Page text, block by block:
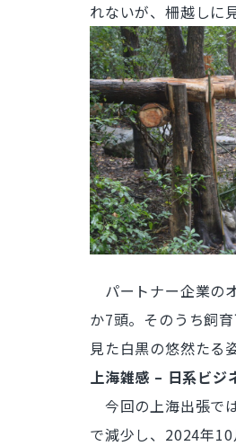
れないが、柵越しに
パートナー企業の
か7頭。そのうち飼
見た白黒の悠然たる
上海雑感 – 日系ビジ
今回の上海出張で
で減少し、2024年